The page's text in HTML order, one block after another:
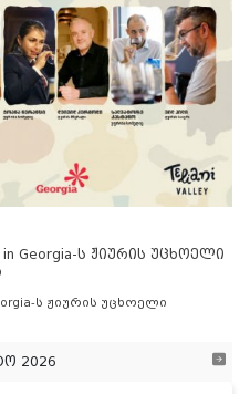
in Georgia-ს ჟიურის უცხოელი
ს ჟიურის უცხოელი
2026